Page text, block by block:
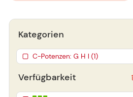
Verfügbarkeit
Kategorien
C-Potenzen: G H I (1)